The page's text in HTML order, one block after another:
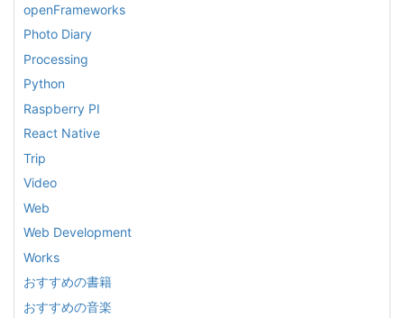
openFrameworks
Photo Diary
Processing
Python
Raspberry PI
React Native
Trip
Video
Web
Web Development
Works
おすすめの書籍
おすすめの音楽